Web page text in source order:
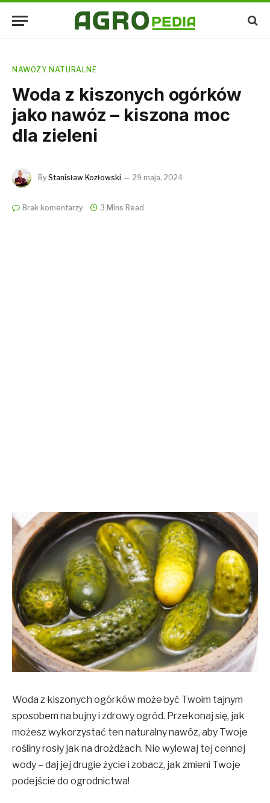
NAWOZY NATURALNE
Woda z kiszonych ogórków
jako nawóz – kiszona moc
dla zieleni
By Stanisław Kozłowski 29 maja, 2024
Brak komentarzy 3 Mins Read
Woda z kiszonych ogórków może być Twoim tajnym
sposobem na bujny i zdrowy ogród. Przekonaj się, jak
możesz wykorzystać ten naturalny nawóz, aby Twoje
rośliny rosły jak na drożdżach. Nie wylewaj tej cennej
wody – daj jej drugie życie i zobacz, jak zmieni Twoje
podejście do ogrodnictwa!